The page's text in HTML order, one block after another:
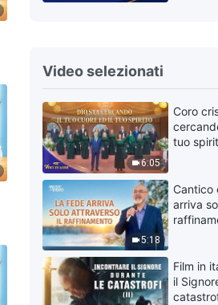
Video selezionati
6:05
Coro
tuo
5:18
Cantico
arriva
Film in
il